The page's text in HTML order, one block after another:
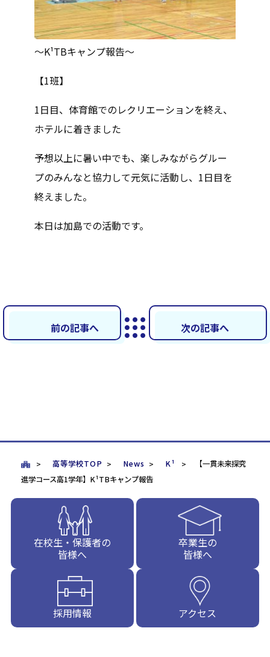
〜K¹TBキャンプ報告〜
【1班】
1日目、体育館でのレクリエーションを終え、
ホテルに着きました
予想以上に暑い中でも、楽しみながらグルー
プのみんなと協力して元気に活動し、1日目を
終えました。
本日は加島での活動です。
前の記事へ 次の記事へ
高等学校TOP News K¹
【一貫未来探究
進学コース高1学年】K¹TBキャンプ報告
在校生・保護者の
皆様へ
卒業生の
皆様へ
採用情報 アクセス